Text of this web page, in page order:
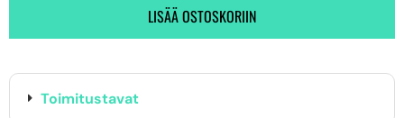
LISÄÄ OSTOSKORIIN
Toimitustavat